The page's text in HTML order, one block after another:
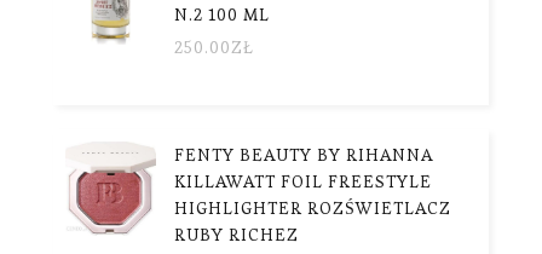
N.2 100 ML
250.00ZŁ
FENTY BEAUTY BY RIHANNA
KILLAWATT FOIL FREESTYLE
HIGHLIGHTER ROZŚWIETLACZ
RUBY RICHEZ